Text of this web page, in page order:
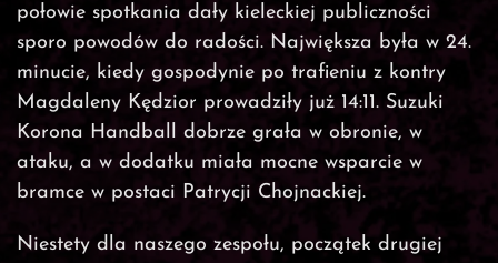
połowie spotkania dały kieleckiej publiczności
sporo powodów do radości. Największa była w 24.
minucie, kiedy gospodynie po trafieniu z kontry
Magdaleny Kędzior prowadziły już 14:11. Suzuki
Korona Handball dobrze grała w obronie, w
ataku, a w dodatku miała mocne wsparcie w
bramce w postaci Patrycji Chojnackiej.
Niestety dla naszego zespołu, początek drugiej